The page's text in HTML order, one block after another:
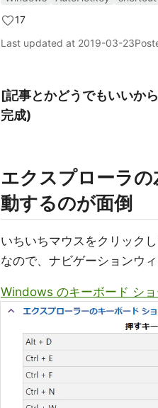
17
Last updated at 2019-03-23
[記事とかどうでもいいか
完成)
エクスプローラ
動するのが面倒
いちいちマウスをクリック
なので、ナビゲーションウ
Windows のキーボード ショ